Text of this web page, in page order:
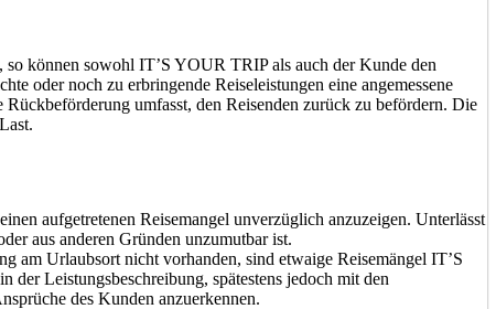
können sowohl IT’S YOUR TRIP als auch der Kunde den
oder noch zu erbringende Reiseleistungen eine angemessene
umfasst, den Reisenden zurück zu befördern. Die
aufgetretenen Reisemangel unverzüglich anzuzeigen. Unterlässt
aus anderen Gründen unzumutbar ist.
am Urlaubsort nicht vorhanden, sind etwaige Reisemängel IT’S
Leistungsbeschreibung, spätestens jedoch mit den
des Kunden anzuerkennen.